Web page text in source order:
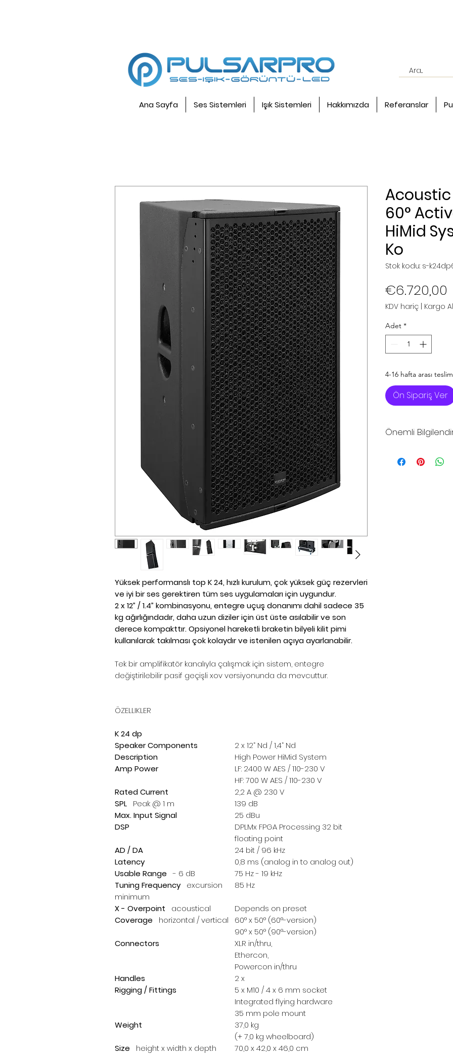
Ana Sayfa Ses Sistemleri Işık Sistemleri Hakkımızda Referanslar
Yüksek performanslı top K 24, hızlı kurulum, çok yüksek güç rezervleri
ve iyi bir ses gerektiren tüm ses uygulamaları için uygundur.
2 x 12” / 1.4” kombinasyonu, entegre uçuş donanımı dahil sadece 35
kg ağırlığındadır, daha uzun diziler için üst üste asılabilir ve son
derece kompakttır. Opsiyonel hareketli braketin bilyeli kilit pimi
kullanılarak takılması çok kolaydır ve istenilen açıya ayarlanabilir.
Tek bir amplifikatör kanalıyla çalışmak için sistem, entegre
değiştirilebilir pasif geçişli xov versiyonunda da mevcuttur.
ÖZELLIKLER
K 24 dp
Speaker Components
2 x 12“ Nd / 1,4“ Nd
Description
High Power HiMid System
Amp Power
LF: 2400 W AES / 110-230 V
HF: 700 W AES / 110-230 V
Rated Current
2,2 A @ 230 V
SPL Peak @ 1 m
139 dB
Max. Input Signal
25 dBu
DSP
DPLMx FPGA Processing 32 bit
floating point
AD / DA
24 bit / 96 kHz
Latency
0,8 ms (analog in to analog out)
Usable Range - 6 dB
75 Hz - 19 kHz
Tuning Frequency excursion
minimum
85 Hz
X - Overpoint acoustical
Depends on preset
Coverage horizontal / vertical
60° x 50° (60°-version)
90° x 50° (90°-version)
Connectors
XLR in/thru,
Ethercon,
Powercon in/thru
Handles
2 x
Rigging / Fittings
5 x M10 / 4 x 6 mm socket
Integrated flying hardware
35 mm pole mount
Weight
37,0 kg
(+ 7,0 kg wheelboard)
Size height x width x depth 70,0 x 42,0 x 46,0 cm
Acoustic
60°
HiMid
Ko
Stok kodu: s-
€6.720,00
KDV hariç | Kargo
Adet *
4-16 hafta arası teslim
Ön Sipariş Ver
Önemli
fiyatlarıdır